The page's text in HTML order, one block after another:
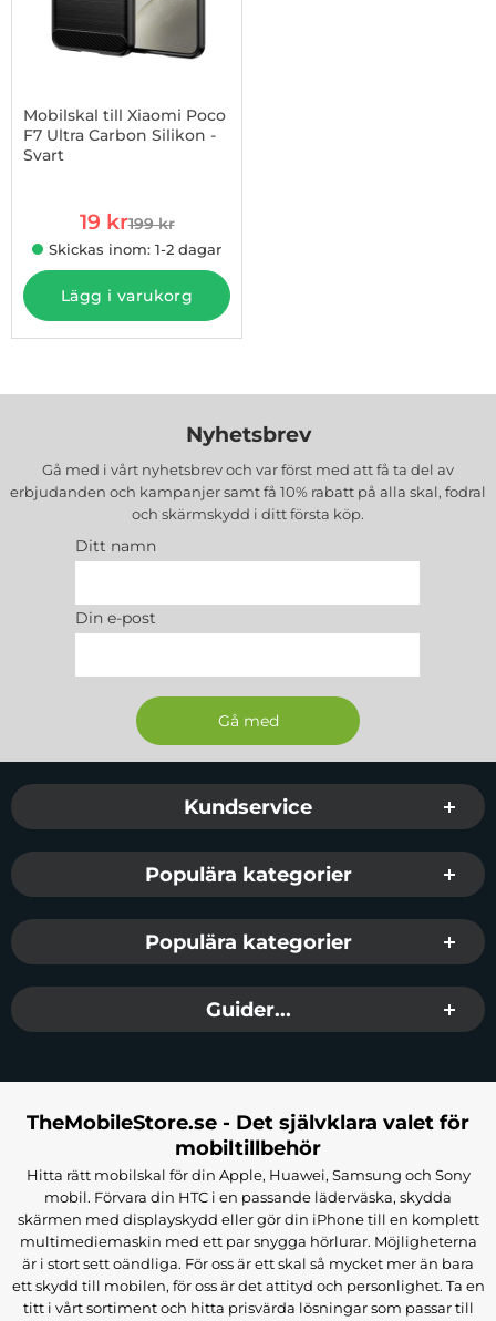
Mobilskal till Xiaomi Poco
F7 Ultra Carbon Silikon -
Svart
rea pris
19 krtidigare pris
199 kr
Skickas inom: 1-2 dagar
Lägg i varukorg
Nyhetsbrev
Gå med i vårt nyhetsbrev och var först med att få ta del av
erbjudanden och kampanjer samt få 10% rabatt på alla skal, fodral
och skärmskydd i ditt första köp.
Ditt namn
Din e-post
Sidfot Blandad info och länkar
Kundservice
Populära kategorier
Populära kategorier
Guider...
TheMobileStore.se - Det självklara valet för
mobiltillbehör
Hitta rätt mobilskal för din Apple, Huawei, Samsung och Sony
mobil. Förvara din HTC i en passande läderväska, skydda
skärmen med displayskydd eller gör din iPhone till en komplett
multimediemaskin med ett par snygga hörlurar. Möjligheterna
är i stort sett oändliga. För oss är ett skal så mycket mer än bara
ett skydd till mobilen, för oss är det attityd och personlighet. Ta en
titt i vårt sortiment och hitta prisvärda lösningar som passar till